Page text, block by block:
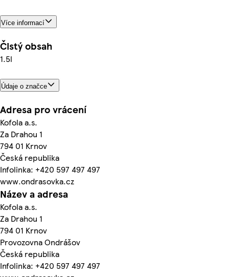
Více informací
Čistý obsah
1.5l
Údaje o značce
Adresa pro vrácení
Kofola a.s.
Za Drahou 1
794 01 Krnov
Česká republika
Infolinka: +420 597 497 497
www.ondrasovka.cz
Název a adresa
Kofola a.s.
Za Drahou 1
794 01 Krnov
Provozovna Ondrášov
Česká republika
Infolinka: +420 597 497 497